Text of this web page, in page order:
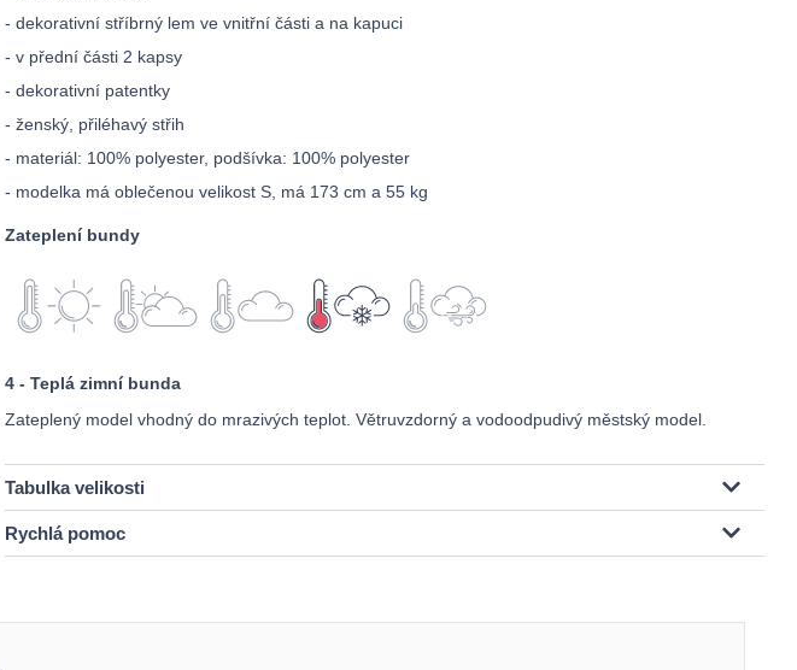
- dekorativní stříbrný lem ve vnitřní části a na kapuci
- v přední části 2 kapsy
- dekorativní patentky
- ženský, přiléhavý střih
- materiál: 100% polyester, podšívka: 100% polyester
- modelka má oblečenou velikost S, má 173 cm a 55 kg
Zateplení bundy
4 - Teplá zimní bunda
Zateplený model vhodný do mrazivých teplot. Větruvzdorný a vodoodpudivý městský model.
Tabulka velikosti
Rychlá pomoc